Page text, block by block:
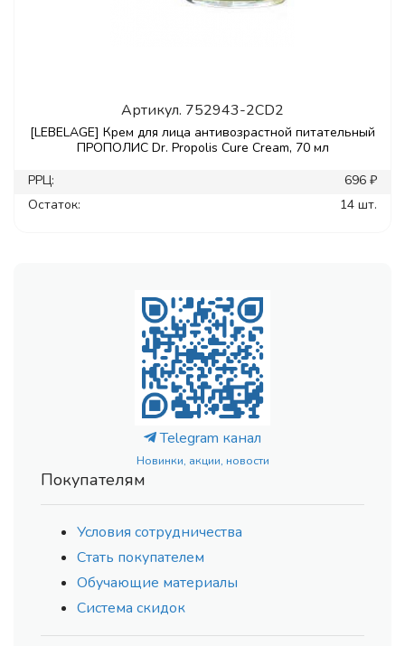
Артикул. 752943-2CD2
[LEBELAGE] Крем для лица антивозрастной питательный
ПРОПОЛИС Dr. Propolis Cure Cream, 70 мл
РРЦ:
696 ₽
Остаток:
14 шт.
Telegram канал
Новинки, акции, новости
Покупателям
Условия сотрудничества
Стать покупателем
Обучающие материалы
Система скидок